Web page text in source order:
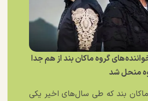
گروه ماکان بند از هم جدا
منحل شد
بند که طی سال‌های اخیر یکی